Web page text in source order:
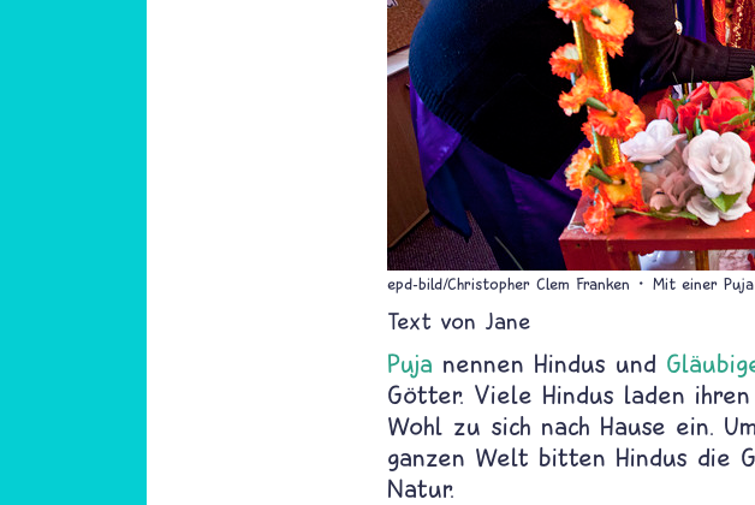
epd-bild/Christopher Clem Franken Mit einer
Text von Jane
Puja nennen Hindus und
Götter. Viele Hindus laden
Wohl zu sich nach Hause ein.
ganzen Welt bitten Hindus die
Natur.